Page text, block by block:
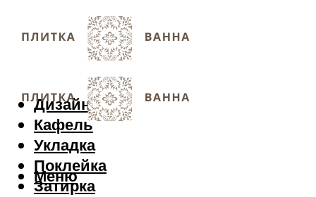
Дизайн
Кафель
Укладка
Поклейка
Затирка
Меню